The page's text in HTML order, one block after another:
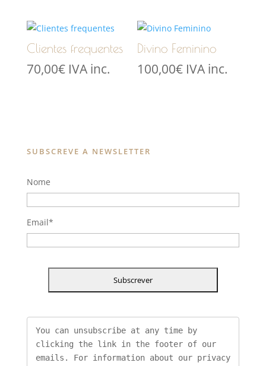
Clientes frequentes
70,00€ IVA inc.
Divino Feminino
100,00€ IVA inc.
SUBSCREVE A NEWSLETTER
Nome
Email*
You can unsubscribe at any time by
clicking the link in the footer of our
emails. For information about our privacy